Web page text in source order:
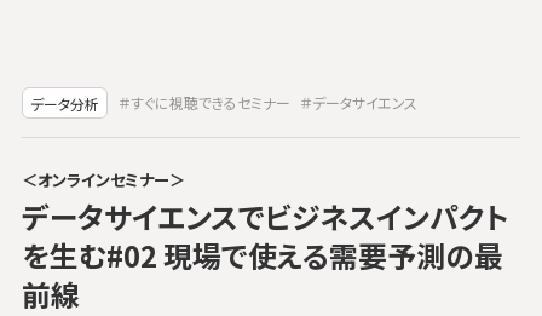
データ分析 ＃すぐに視聴できるセミナー ＃データサイエンス
＜オンラインセミナー＞
データサイエンスでビジネスインパクト
を生む#02 現場で使える需要予測の最
前線